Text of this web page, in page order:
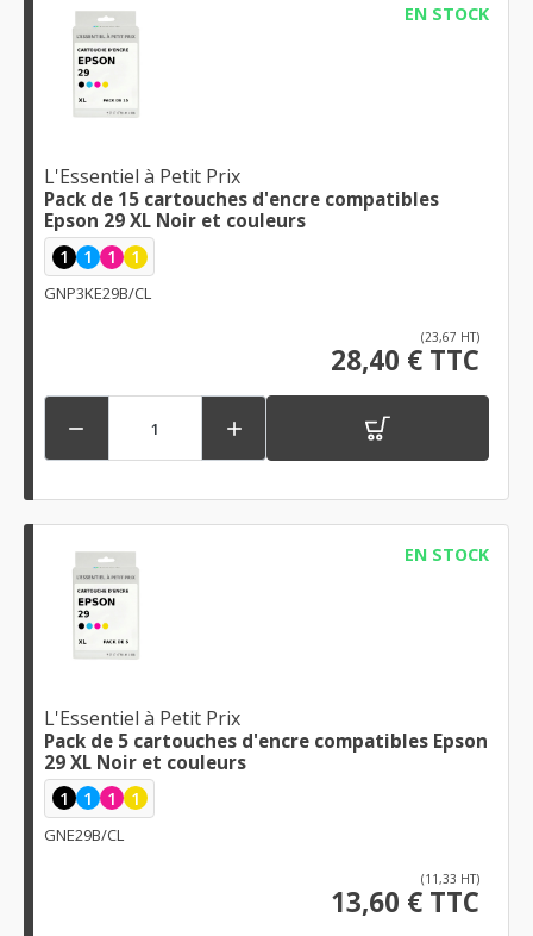
EN STOCK
L'Essentiel à Petit Prix
Pack de 15 cartouches d'encre compatibles
Epson 29 XL Noir et couleurs
1 1 1 1
GNP3KE29B/CL
(23,67 HT)
28,40 € TTC
 
EN STOCK
L'Essentiel à Petit Prix
Pack de 5 cartouches d'encre compatibles Epson
29 XL Noir et couleurs
1 1 1 1
GNE29B/CL
(11,33 HT)
13,60 € TTC